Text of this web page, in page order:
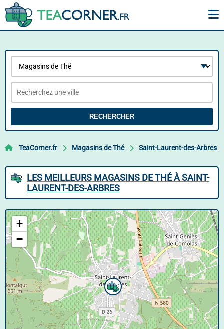
RECHERCHER
TeaCorner.fr Magasins de Thé Saint-Laurent-des-Arbres
LES MEILLEURS MAGASINS DE THÉ À SAINT-
LAURENT-DES-ARBRES
+
−